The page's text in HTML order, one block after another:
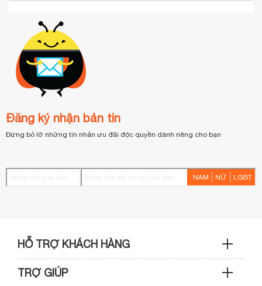
Đăng ký nhận bản tin
Đừng bỏ lỡ những tin nhắn ưu đãi độc quyền dành riêng cho bạn
NAM NỮ LGBT
HỖ TRỢ KHÁCH HÀNG
Sản phẩm & Đơn hàng: 0933 109 009
TRỢ GIÚP